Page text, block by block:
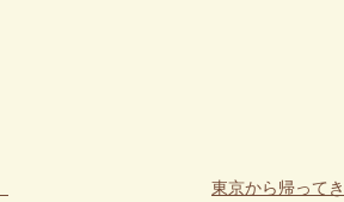
東京から帰ってき